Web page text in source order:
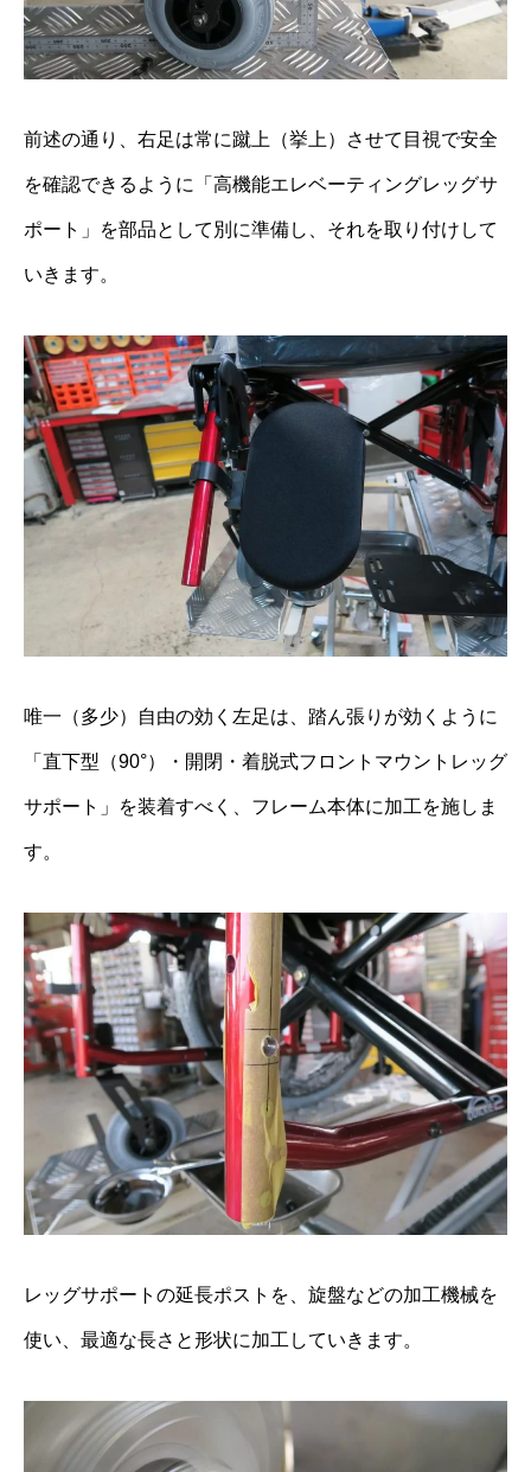
前述の通り、右足は常に蹴上（挙上）させて目視で安全
を確認できるように「高機能エレベーティングレッグサ
ポート」を部品として別に準備し、それを取り付けして
いきます。
唯一（多少）自由の効く左足は、踏ん張りが効くように
「直下型（90°）・開閉・着脱式フロントマウントレッグ
サポート」を装着すべく、フレーム本体に加工を施しま
す。
レッグサポートの延長ポストを、旋盤などの加工機械を
使い、最適な長さと形状に加工していきます。